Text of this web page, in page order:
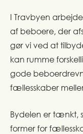
I Travbyen
af beboere, der
gør vi ved at
kan rumme
gode
fællesskaber
Bydelen er tænkt,
former for